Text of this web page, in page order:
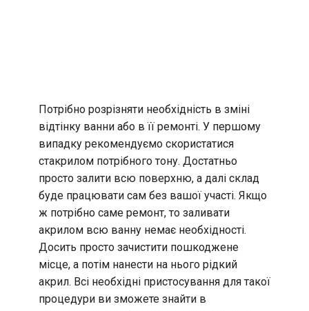
Потрібно розрізняти необхідність в зміні
відтінку ванни або в її ремонті. У першому
випадку рекомендуємо скористатися
стакрилом потрібного тону. Достатньо
просто залити всю поверхню, а далі склад
буде працювати сам без вашої участі. Якщо
ж потрібно саме ремонт, то заливати
акрилом всю ванну немає необхідності.
Досить просто зачистити пошкоджене
місце, а потім нанести на нього рідкий
акрил. Всі необхідні пристосування для такої
процедури ви зможете знайти в